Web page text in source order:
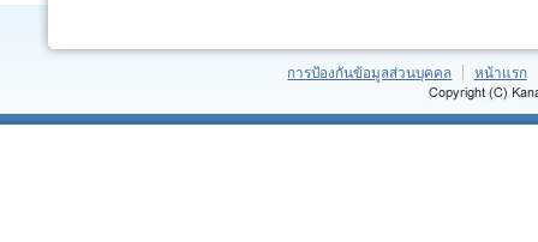
การป้องกันข้อมูลส่วนบุคคล หน้าแรก